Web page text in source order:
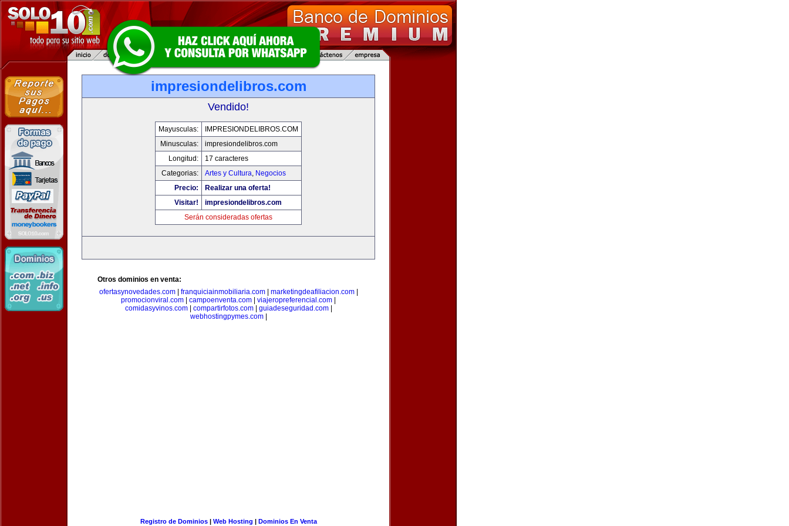
impresiondelibros.com
Vendido!
Mayusculas:
IMPRESIONDELIBROS.COM
Minusculas:
impresiondelibros.com
Longitud:
17 caracteres
Categorias:
Artes y Cultura, Negocios
Precio:
Realizar una oferta!
Visitar!
impresiondelibros.com
Serán consideradas ofertas
Otros dominios en venta:
ofertasynovedades.com| franquiciainmobiliaria.com| marketingdeafiliacion.com|
promocionviral.com
campoenventa.com viajeropreferencial.com
comidasyvinos.com| compartirfotos.com| guiadeseguridad.com|
webhostingpymes.com|
Registro de Dominios| Web Hosting | Dominios En Venta